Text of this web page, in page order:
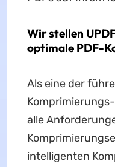
Wir stellen
optimale PDF-
Als eine der
alle
intelligenten